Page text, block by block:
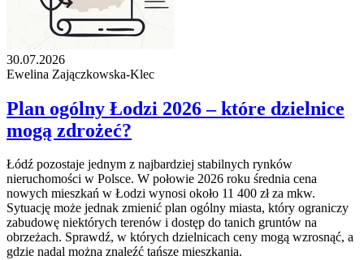
30.07.2026
Ewelina Zajączkowska-Klec
Plan ogólny Łodzi 2026 – które dzielnice
mogą zdrożeć?
Łódź pozostaje jednym z najbardziej stabilnych rynków
nieruchomości w Polsce. W połowie 2026 roku średnia cena
nowych mieszkań w Łodzi wynosi około 11 400 zł za mkw.
Sytuację może jednak zmienić plan ogólny miasta, który ograniczy
zabudowę niektórych terenów i dostęp do tanich gruntów na
obrzeżach. Sprawdź, w których dzielnicach ceny mogą wzrosnąć, a
gdzie nadal można znaleźć tańsze mieszkania.